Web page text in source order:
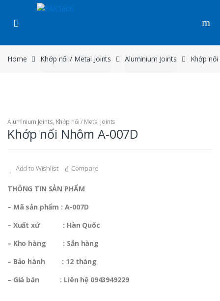
Skip to navigation
Skip to content
Home Khớp nối / Metal Joints Aluminium Joints Khớp
Aluminium Joints, Khớp nối / Metal Joints
Khớp nối Nhôm A-007D
Add to Wishlist Compare
THÔNG TIN SẢN PHẨM
– Mã sản phẩm : A-007D
– Xuất xứ : Hàn Quốc
– Kho hàng : Sẵn hàng
– Bảo hành : 12 tháng
– Giá bán : Liên hệ 0943949229